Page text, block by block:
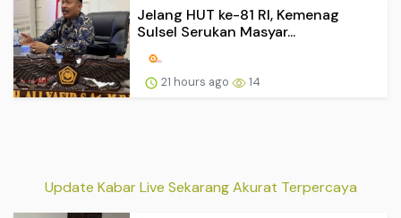
Jelang HUT ke-81 RI, Kemenag
Sulsel Serukan Masyar...
21 hours ago 14
Update Kabar Live Sekarang Akurat Terpercaya